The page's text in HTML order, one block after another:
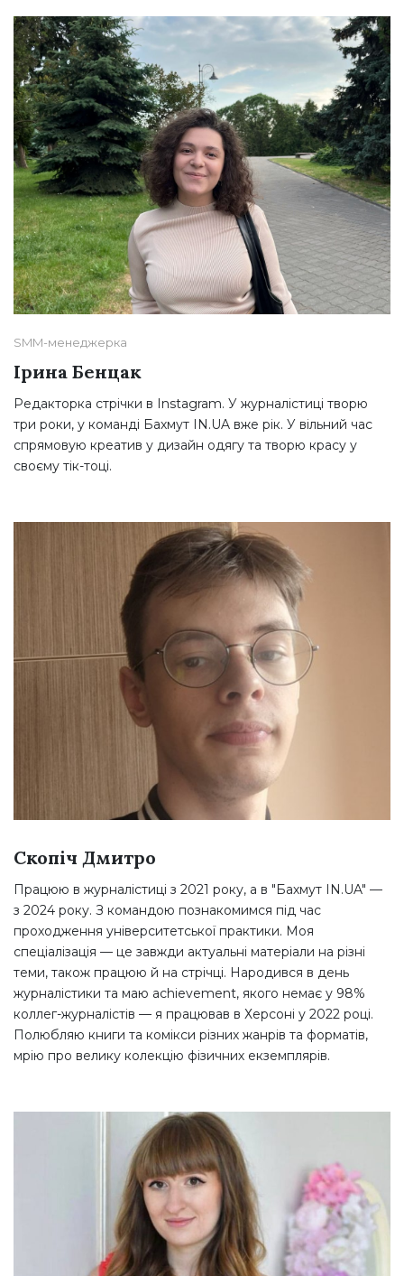
SMM-менеджерка
Ірина Бенцак
Редакторка стрічки в Instagram. У журналістиці творю
три роки, у команді Бахмут IN.UA вже рік. У вільний час
спрямовую креатив у дизайн одягу та творю красу у
своєму тік-тоці.
Скопіч Дмитро
Працюю в журналістиці з 2021 року, а в "Бахмут IN.UA" —
з 2024 року. З командою познакомимся під час
проходження університетської практики. Моя
спеціалізація — це завжди актуальні матеріали на різні
теми, також працюю й на стрічці. Народився в день
журналістики та маю achievement, якого немає у 98%
коллег-журналістів — я працював в Херсоні у 2022 році.
Полюбляю книги та комікси різних жанрів та форматів,
мрію про велику колекцію фізичних екземплярів.